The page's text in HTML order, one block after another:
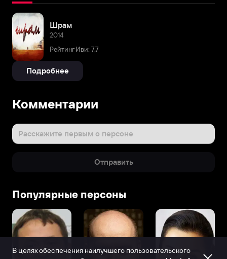
Шрам
2014
Рейтинг Иви: 7,7
Подробнее
Комментарии
Расскажите первым о персоне
Отправить
Популярные персоны
В целях обеспечения наилучшего пользовательского